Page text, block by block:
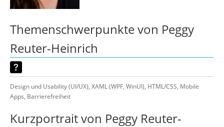
Themenschwerpunkte von Peggy
Reuter-Heinrich
Design und Usability (UI/UX), XAML (WPF, WinUI), HTML/CSS, Mobile
Apps, Barrierefreiheit
Kurzportrait von Peggy Reuter-